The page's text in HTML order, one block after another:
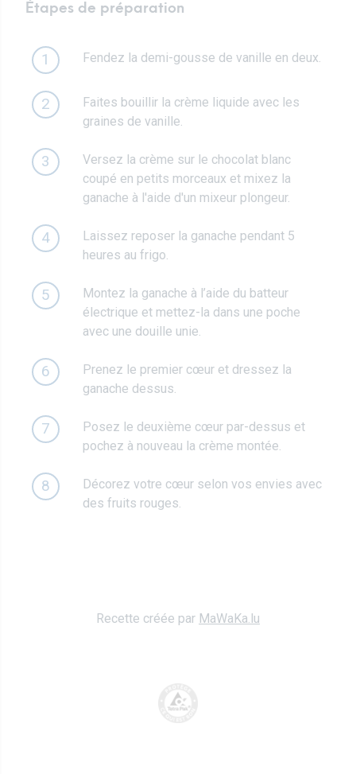
Étapes de préparation
1 Fendez la demi-gousse de vanille en deux.
2
Faites bouillir la crème liquide avec les
graines de vanille.
3
Versez la crème sur le chocolat blanc
coupé en petits morceaux et mixez la
ganache à l'aide d'un mixeur plongeur.
4
Laissez reposer la ganache pendant 5
heures au frigo.
5
Montez la ganache à l’aide du batteur
électrique et mettez-la dans une poche
avec une douille unie.
6
Prenez le premier cœur et dressez la
ganache dessus.
7
Posez le deuxième cœur par-dessus et
pochez à nouveau la crème montée.
8
Décorez votre cœur selon vos envies avec
des fruits rouges.
Recette créée par MaWaKa.lu